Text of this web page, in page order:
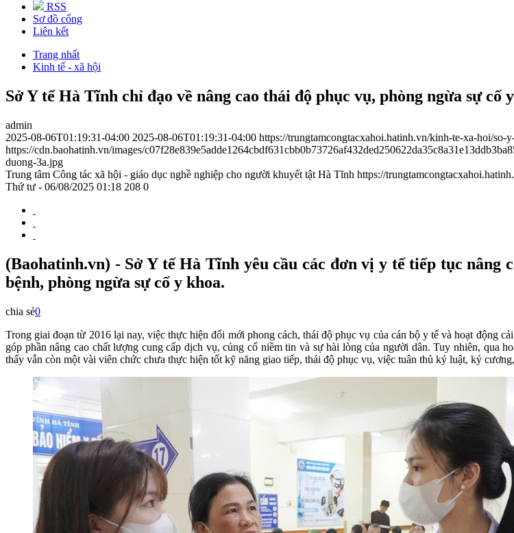
RSS
Sơ đồ cổng
Liên kết
Trang nhất
Kinh tế - xã hội
Sở Y tế Hà Tĩnh chỉ đạo về nâng cao thái độ phục vụ, phòng ngừa sự cố
admin
2025-08-06T01:19:31-04:00 2025-08-06T01:19:31-04:00 https://trungtamcongtacxahoi.hatinh.vn/kinh-te-xa-hoi/
https://cdn.baohatinh.vn/images/
duong-3a.jpg
Trung tâm Công tác xã hội - giáo dục nghề nghiệp cho người khuyết tật Hà Tĩnh https://
Thứ tư - 06/08/2025 01:18 208 0
(Baohatinh.vn) - Sở Y tế Hà Tĩnh yêu cầu các đơn vị y tế tiếp tục nâng
bệnh, phòng ngừa sự cố y khoa.
chia sẻ0
Trong giai đoạn từ 2016 lại nay, việc thực hiện đổi mới phong cách, thái độ phục vụ của cán bộ y tế và hoạt động
góp phần nâng cao chất lượng cung cấp dịch vụ, củng cố niềm tin và sự hài lòng của người dân. Tuy nhiên, qua
thấy vẫn còn một vài viên chức chưa thực hiện tốt kỹ năng giao tiếp, thái độ phục vụ, việc tuân thủ kỷ luật, kỷ